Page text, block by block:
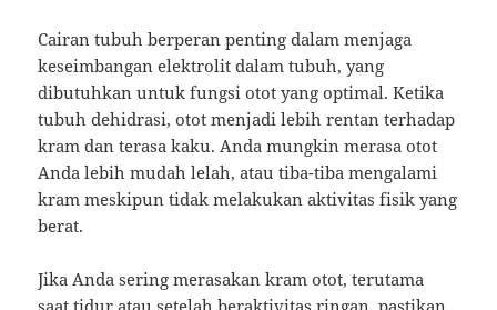
Cairan tubuh berperan penting dalam menjaga
keseimbangan elektrolit dalam tubuh, yang
dibutuhkan untuk fungsi otot yang optimal. Ketika
tubuh dehidrasi, otot menjadi lebih rentan terhadap
kram dan terasa kaku. Anda mungkin merasa otot
Anda lebih mudah lelah, atau tiba-tiba mengalami
kram meskipun tidak melakukan aktivitas fisik yang
berat.
Jika Anda sering merasakan kram otot, terutama
saat tidur atau setelah beraktivitas ringan, pastikan